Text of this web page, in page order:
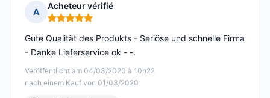
A
Acheteur vérifié
Hinweis: 5 von 5
Veröffentlicht am 04/03/2020 à 10h22
nach einem Kauf von 01/03/2020
Gute Qualität des Produkts - Seriöse und schnelle Firma
- Danke Lieferservice ok - -.